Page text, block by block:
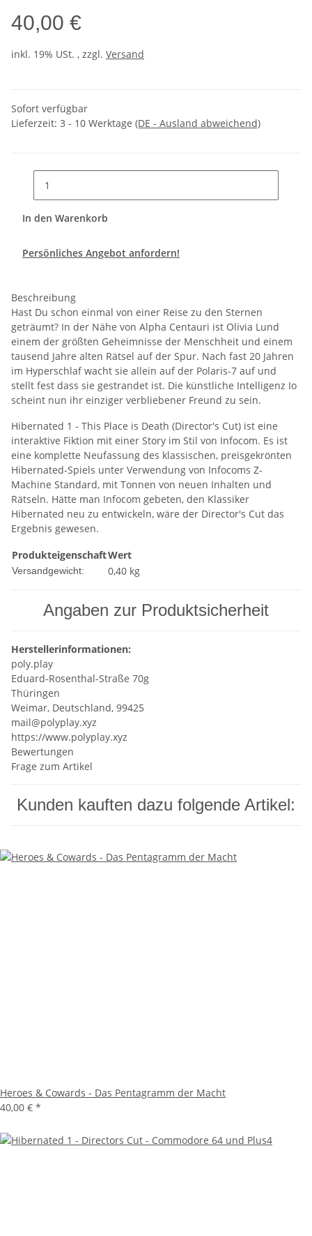
40,00 €
inkl. 19% USt. , zzgl. Versand
Sofort verfügbar
Lieferzeit: 3 - 10 Werktage (DE - Ausland abweichend)
In den Warenkorb
Persönliches Angebot anfordern!
Beschreibung
Hast Du schon einmal von einer Reise zu den Sternen
geträumt? In der Nähe von Alpha Centauri ist Olivia Lund
einem der größten Geheimnisse der Menschheit und einem
tausend Jahre alten Rätsel auf der Spur. Nach fast 20 Jahren
im Hyperschlaf wacht sie allein auf der Polaris-7 auf und
stellt fest dass sie gestrandet ist. Die künstliche Intelligenz Io
scheint nun ihr einziger verbliebener Freund zu sein.
Hibernated 1 - This Place is Death (Director's Cut) ist eine
interaktive Fiktion mit einer Story im Stil von Infocom. Es ist
eine komplette Neufassung des klassischen, preisgekrönten
Hibernated-Spiels unter Verwendung von Infocoms Z-
Machine Standard, mit Tonnen von neuen Inhalten und
Rätseln. Hätte man Infocom gebeten, den Klassiker
Hibernated neu zu entwickeln, wäre der Director's Cut das
Ergebnis gewesen.
ProdukteigenschaftWert
Versandgewicht: 0,40 kg
Angaben zur Produktsicherheit
Herstellerinformationen:
poly.play
Eduard-Rosenthal-Straße 70g
Thüringen
Weimar, Deutschland, 99425
mail@polyplay.xyz
https://www.polyplay.xyz
Bewertungen
Frage zum Artikel
Kunden kauften dazu folgende Artikel:
Heroes & Cowards - Das Pentagramm der Macht
40,00 € *